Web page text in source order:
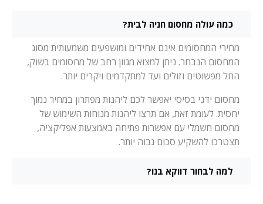
כמה עולה מחסום חניה לבית?
מחירי המחסומים אינם אחידים ומושפעים משמעותית מסוג
המחסום הנבחר. ניתן למצוא מגוון רחב של מחסומים בשוק,
החל מפשוטים וזולים ועד למתקדמים ויקרים יותר.
מחסום ידני בסיסי יאפשר לכם ליהנות מפתרון במחיר נמוך
יחסית. לעומת זאת, אם תרצו ליהנות מנוחות השימוש של
מחסום חשמלי עם אפשרות פתיחה באמצעות אפליקציה,
תצטרכו להשקיע סכום גבוה יותר.
למה לבחור דווקא בנו?